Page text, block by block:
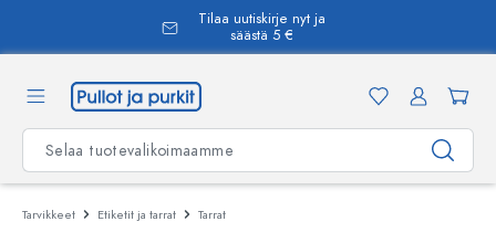
Tilaa uutiskirje nyt ja
säästä 5 €
Tarvikkeet Etiketit ja tarrat Tarrat